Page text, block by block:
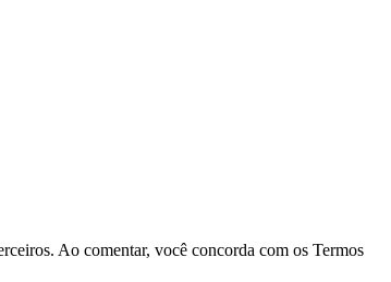
Ao comentar, você concorda com os Termos